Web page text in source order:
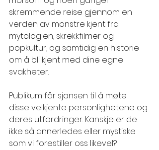
skremmende reise gjennom en
verden av monstre kjent fra
mytologien, skrekkfilmer og
popkultur, og samtidig en historie
om å bli kjent med dine egne
svakheter.
Publikum får sjansen til å møte
disse velkjente personlighetene og
deres utfordringer. Kanskje er de
ikke så annerledes eller mystiske
som vi forestiller oss likevel?